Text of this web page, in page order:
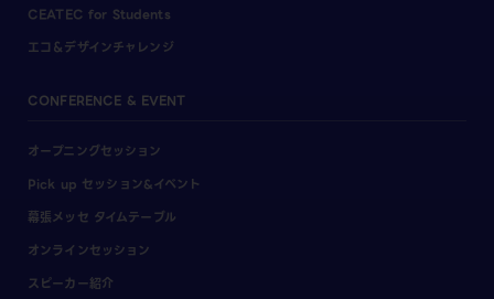
CEATEC for Students
エコ＆デザインチャレンジ
CONFERENCE & EVENT
オープニングセッション
Pick up セッション&イベント
幕張メッセ タイムテーブル
オンラインセッション
スピーカー紹介